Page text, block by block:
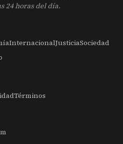
24 horas del día.
InternacionalJusticiaSociedad
Términos